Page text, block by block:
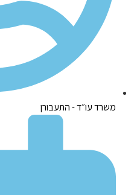
משרד עו״ד - התעבורן